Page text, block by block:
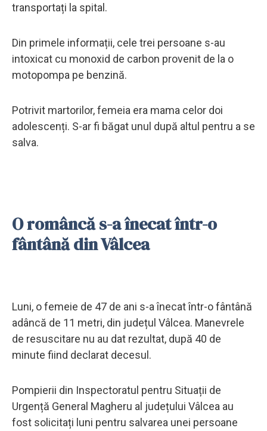
transportați la spital.
Din primele informații, cele trei persoane s-au
intoxicat cu monoxid de carbon provenit de la o
motopompa pe benzină.
Potrivit martorilor, femeia era mama celor doi
adolescenți. S-ar fi băgat unul după altul pentru a se
salva.
O româncă s-a înecat într-o
fântână din Vâlcea
Luni, o femeie de 47 de ani s-a înecat într-o fântână
adâncă de 11 metri, din județul Vâlcea. Manevrele
de resuscitare nu au dat rezultat, după 40 de
minute fiind declarat decesul.
Pompierii din Inspectoratul pentru Situații de
Urgență General Magheru al județului Vâlcea au
fost solicitați luni pentru salvarea unei persoane